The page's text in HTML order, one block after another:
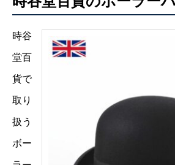
時谷
堂百
貨で
取り
扱う
ボー